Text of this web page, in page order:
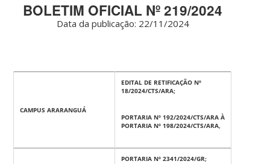
BOLETIM OFICIAL Nº 219/2024
Data da publicação: 22/11/2024
CAMPUS ARARANGUÁ
EDITAL DE RETIFICAÇÃO Nº
18/2024/CTS/ARA;
PORTARIA Nº 192/2024/CTS/ARA À
PORTARIA Nº 198/2024/CTS/ARA,
PORTARIA Nº 2341/2024/GR;